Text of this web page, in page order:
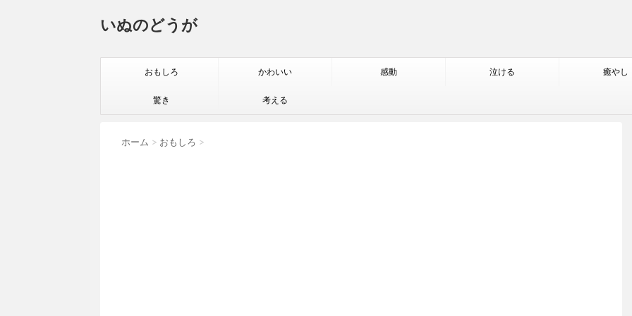
いぬのどうが
おもしろ かわいい 感動 泣ける 癒やし
驚き 考える
ホーム > おもしろ >